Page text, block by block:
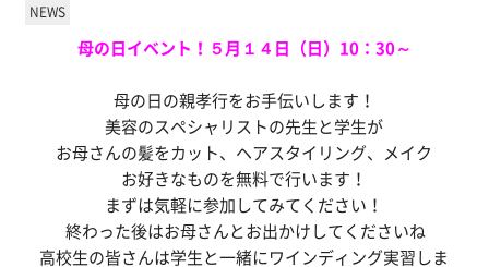
NEWS
母の日イベント！５月１４ 日（日）10：30～
母の日の親孝行をお手伝いします！
美容のスペシャリストの先生と学生が
お母さんの髪をカット、ヘアスタイリング、メイク
お好きなものを無料で行います！
まずは気軽に参加してみてください！
終わった後はお母さんとお出かけしてくださいね
高校生の皆さんは学生と一緒にワインディング実習しま